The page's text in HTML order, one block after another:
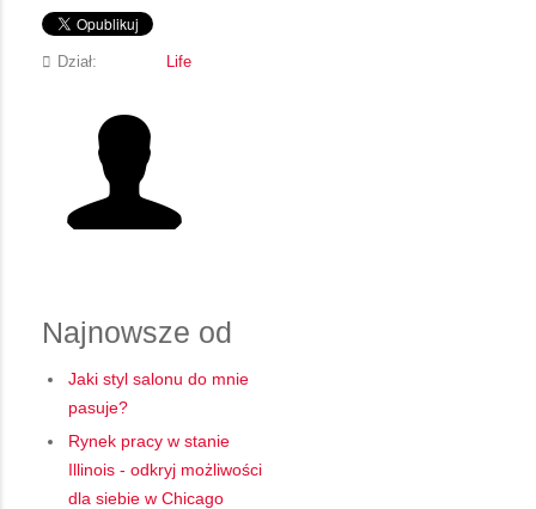
Dział: Life
Najnowsze od
Jaki styl salonu do mnie
pasuje?
Rynek pracy w stanie
Illinois - odkryj możliwości
dla siebie w Chicago